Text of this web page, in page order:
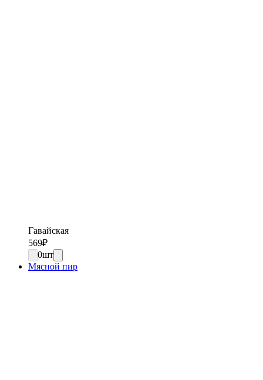
Гавайская
569₽
0шт
Мясной пир